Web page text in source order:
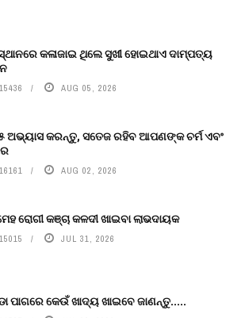
କଳାଜାଇ ଥିଲେ ସୁଖୀ ହୋଇଥାଏ ଦାମ୍ପତ୍ୟ
15436 AUG 05, 2026
ଅଭ୍ୟାସ କରନ୍ତୁ, ସତେଜ ରହିବ ଆପଣଙ୍କ ଚର୍ମ ଏବଂ
16161 AUG 02, 2026
ରୋଗୀ କଞ୍ଚା କଳଦୀ ଖାଇବା ଲାଭଦାୟକ
15015 JUL 31, 2026
ପାଗରେ କେଉଁ ଖାଦ୍ୟ ଖାଇବେ ଜାଣନ୍ତୁ.....